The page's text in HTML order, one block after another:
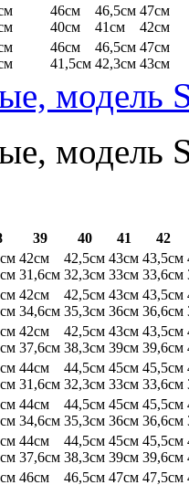
46см
40см
46,5см
41см
47см
42см
46см
41,5см
46,5см
42,3см
47см
43см
модель
модель
39 40 41
42
42см
31,6см
42,5см
32,3см
43см
33см
43,5см
33,6см
42см
34,6см
42,5см
35,3см
43см
36см
43,5см
36,6см
42см
37,6см
42,5см
38,3см
43см
39см
43,5см
39,6см
44см
31,6см
44,5см
32,3см
45см
33см
45,5см
33,6см
44см
34,6см
44,5см
35,3см
45см
36см
45,5см
36,6см
44см
37,6см
44,5см
38,3см
45см
39см
45,5см
39,6см
46см
46,5см 47см 47,5см